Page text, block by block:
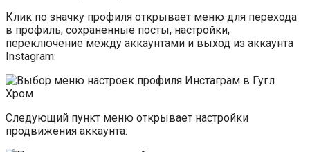
Клик по значку профиля открывает меню для перехода
в профиль, сохраненные посты, настройки,
переключение между аккаунтами и выход из аккаунта
Instagram:
Следующий пункт меню открывает настройки
продвижения аккаунта: